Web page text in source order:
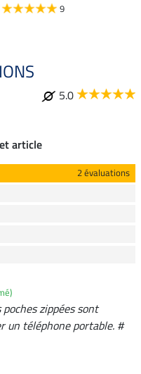
9
5.0
article
2 évaluations
zippées sont
un téléphone portable. #